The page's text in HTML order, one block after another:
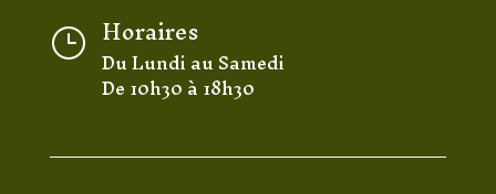
} Horaires
Du Lundi au Samedi
De 10h30 à 18h30